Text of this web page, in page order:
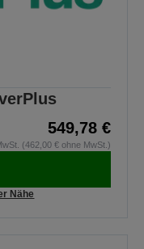
549,78 €
(462,00 € ohne MwSt.)
Nähe